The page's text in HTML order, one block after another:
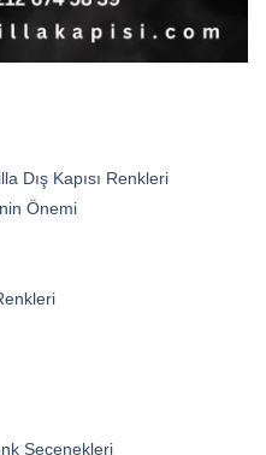
Dış Kapısı Renkleri
Önemi
Seçenekleri